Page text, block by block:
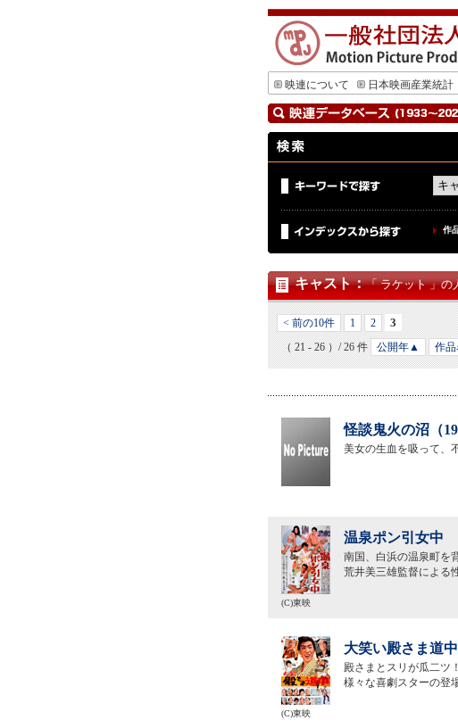
映連について
日本映画産業統計
作
キャスト：「 ラケット 」の
< 前の10件 1 2 3
（ 21 - 26 ）/ 26 件 公開年▲ 作
怪談鬼火の沼（
美女の生血を吸って、
温泉ポン引女中
南国、白浜の温泉町を
荒井美三雄監督による
(C)東映
大笑い殿さま道
殿さまとスリが瓜二ツ
様々な喜劇スターの登
(C)東映